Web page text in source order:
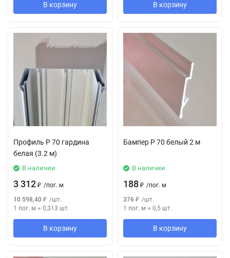
В корзину В корзину
Профиль P 70 гардина
белая (3.2 м)
В наличии
3 312 ₽ /пог. м
10 598,40 ₽ /шт.
1 пог. м = 0,313 шт.
В корзину
Бампер Р 70 белый 2 м
В наличии
188 ₽ /пог. м
376 ₽ /шт.
1 пог. м = 0,5 шт.
В корзину